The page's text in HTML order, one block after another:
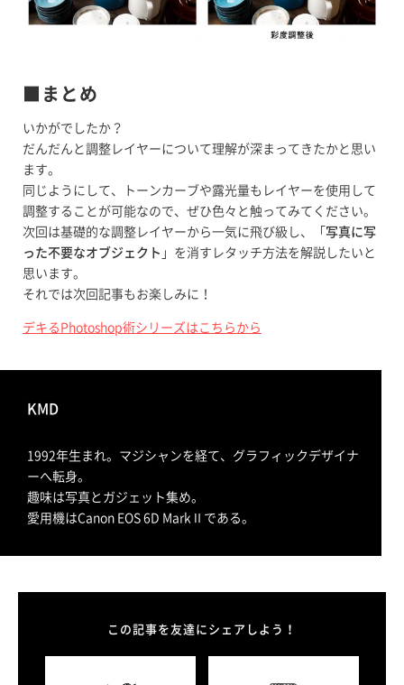
■まとめ
いかがでしたか？
だんだんと調整レイヤーについて理解が深まってきたかと思い
ます。
同じようにして、トーンカーブや露光量もレイヤーを使用して
調整することが可能なので、ぜひ色々と触ってみてください。
次回は基礎的な調整レイヤーから一気に飛び級し、「 写真に写
った不要なオブジェクト 」を消すレタッチ方法を解説したいと
思います。
それでは次回記事もお楽しみに！
デキるPhotoshop術シリーズはこちらから
KMD
1992年生まれ。マジシャンを経て、グラフィックデザイナ
ーへ転身。
趣味は写真とガジェット集め。
愛用機はCanon EOS 6D MarkⅡである。
この記事を友達にシェアしよう！